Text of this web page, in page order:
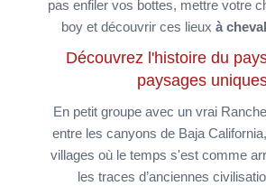
pas enfiler vos bottes, mettre votre
boy et découvrir ces lieux à
Découvrez l'histoire du
paysages
En petit groupe avec un vrai
entre les canyons de Baja
villages où le temps s'est comme
les traces d’anciennes